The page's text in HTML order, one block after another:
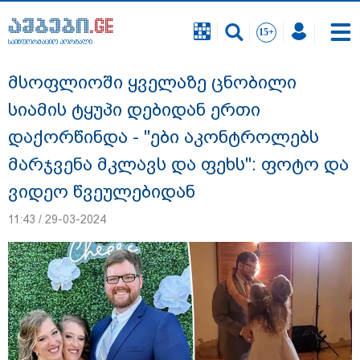
საინფორმაციო პორტალი
"ახლა მე ერთი წინადადება რომ ვთქვა,
ის გახდის ნათელს, თუ რატომ იყო ნია
იმნაძე წამქეზებელი, ნია იმნაძისგან
გამოსული ინფორმაციაა ეს... მას
საინფორმაციო პორტალი
მსოფლიოში ყველაზე ცნობილი
სიამის ტყუპი დებიდან ერთი
დაქორწინდა - "ები აკონტროლებს
მარჯვენა მკლავს და ფეხს": ფოტო და
ვიდეო წვეულებიდან
11:43 / 29-03-2024